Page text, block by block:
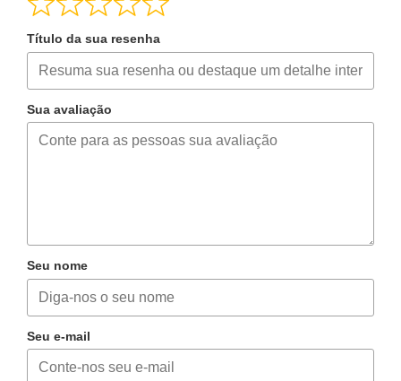
Título da sua resenha
Sua avaliação
Seu nome
Seu e-mail